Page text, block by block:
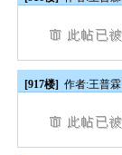
[917楼] 作者:王普霖